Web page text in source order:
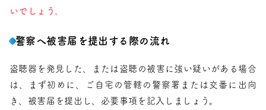
いでしょう。
警察へ被害届を提出する際の流れ
盗聴器を発見した、または盗聴の被害に強い疑いがある場合
は、まず初めに、ご自宅の管轄の警察署または交番に出向
き、被害届を提出し、必要事項を記入しましょう。